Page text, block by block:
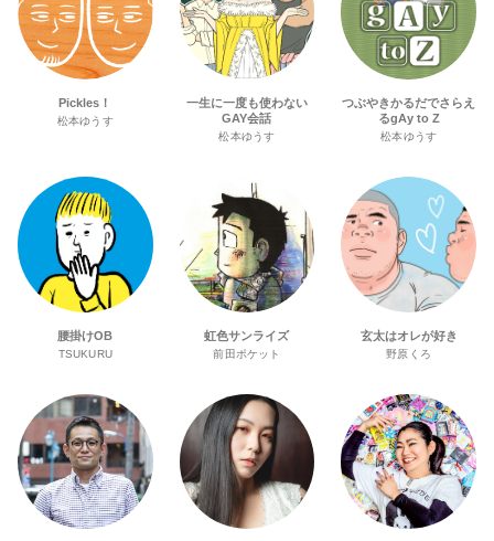
Pickles！
松本ゆうす
一生に一度も使わない
GAY会話
松本ゆうす
つぶやきかるだでさらえ
るgAy to Z
松本ゆうす
腰掛けOB
TSUKURU
虹色サンライズ
前田ポケット
玄太はオレが好き
野原くろ